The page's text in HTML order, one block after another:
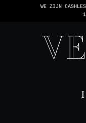
WE ZIJN